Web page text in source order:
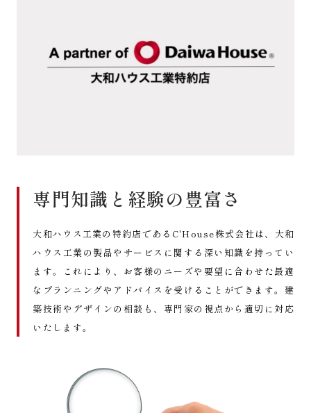
専門知識と経験の豊富さ
大和ハウス工業の特約店であるC'House株式会社は、大和
ハウス工業の製品やサービスに関する深い知識を持ってい
ます。これにより、お客様のニーズや要望に合わせた最適
なプランニングやアドバイスを受けることができます。建
築技術やデザインの相談も、専門家の視点から適切に対応
いたします。